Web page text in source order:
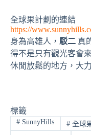
全球果計劃的連結
https://
身為高雄人， 駁二 真
得不是只有觀光客會
休閒放鬆的地方，大
標籤
#SunnyHills #全球